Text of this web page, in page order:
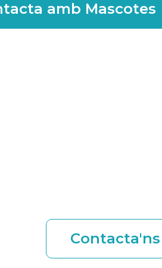
amb Mascotes
Contacta'ns